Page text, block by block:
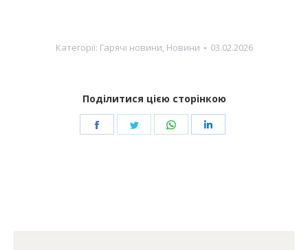
Категорії: Гарячі новини, Новини 03.02.2026
Поділитися цією сторінкою
Share
Share
Share